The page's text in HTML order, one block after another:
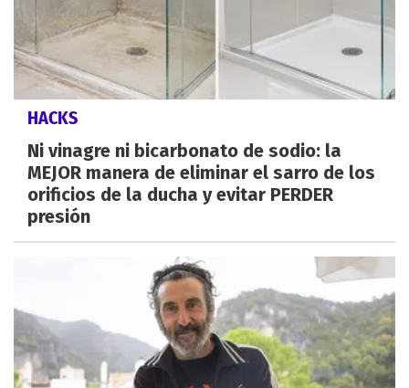
HACKS
Ni vinagre ni bicarbonato de sodio: la
MEJOR manera de eliminar el sarro de los
orificios de la ducha y evitar PERDER
presión